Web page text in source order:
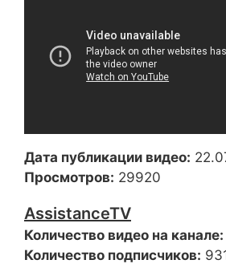
Дата публикации видео:
Просмотров: 29920
AssistanceTV
Количество видео на канале:
Количество подписчиков: